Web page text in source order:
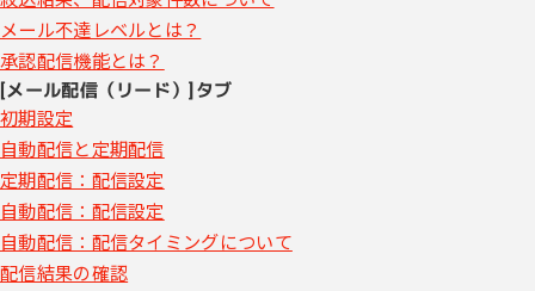
メール不達レベルとは？
承認配信機能とは？
[メール配信（リード）]タブ
初期設定
自動配信と定期配信
定期配信：配信設定
自動配信：配信設定
自動配信：配信タイミングについて
配信結果の確認